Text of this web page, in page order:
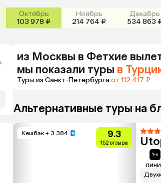
Октябрь
103 978 ₽
Ноябрь
214 764 ₽
Декабрь
534 863
из Москвы в Фетхие
мы показали туры в
Туры из Санкт-Петербургаот 112 417 ₽
Альтернативные туры на
Кешбэк + 3 384 9.3
152 отзыва